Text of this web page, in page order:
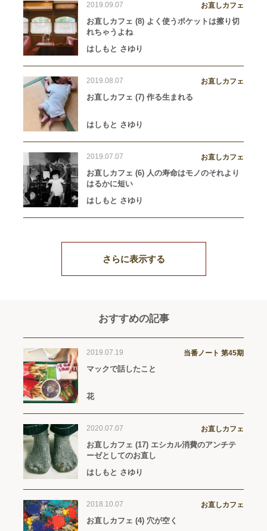
2019.09.07 お直しカフェ
お直しカフェ (8) よく使うポケットは擦り切
れちゃうよね
はしもと さゆり
2019.08.07 お直しカフェ
お直しカフェ (7) 作る生まれる
はしもと さゆり
2019.07.07 お直しカフェ
お直しカフェ (6) 人の寿命はモノのそれより
はるかに短い
はしもと さゆり
さらに表示する
おすすめの記事
2019.07.19 当番ノート 第45期
マックで話したこと
花
2020.07.07 お直しカフェ
お直しカフェ (17) エシカル消費のアンチテ
ーゼとしてのお直し
はしもと さゆり
2018.10.07 お直しカフェ
お直しカフェ (4) 穴が空く